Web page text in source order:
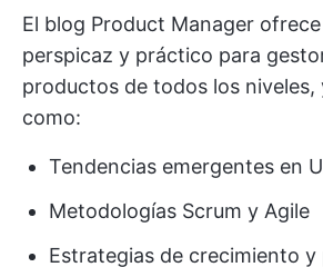
El blog Product Manager
perspicaz y práctico para
productos de todos los niveles,
como:
Tendencias emergentes en
Metodologías Scrum y Agile
Estrategias de crecimiento y